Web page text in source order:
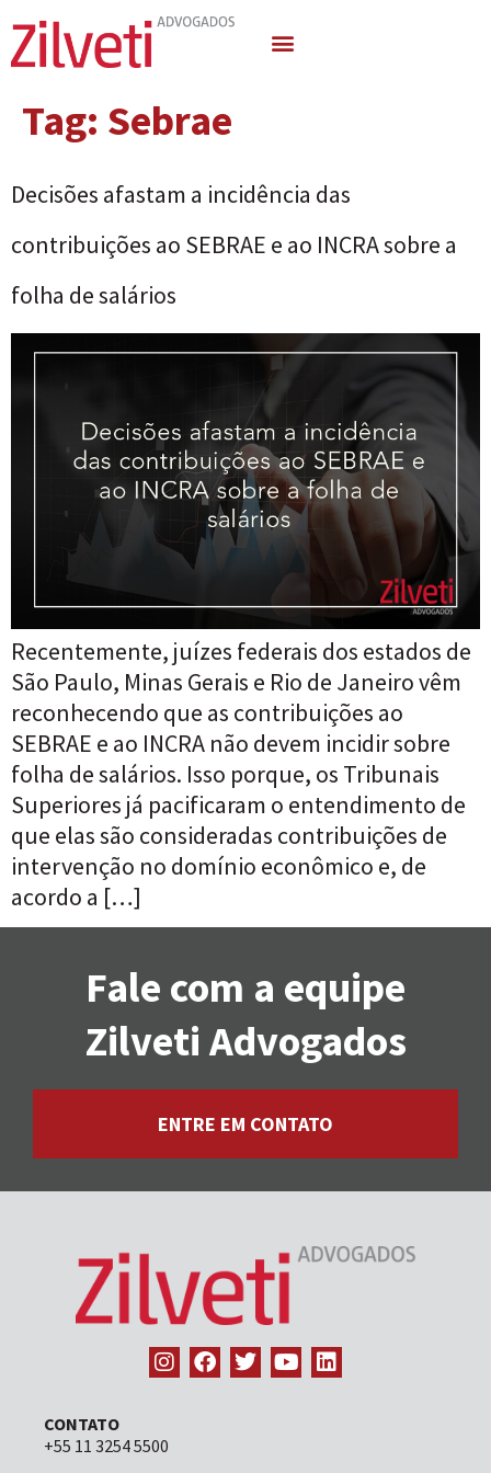
Tag: Sebrae
Decisões afastam a incidência das
contribuições ao SEBRAE e ao INCRA sobre a
folha de salários
Recentemente, juízes federais dos estados de
São Paulo, Minas Gerais e Rio de Janeiro vêm
reconhecendo que as contribuições ao
SEBRAE e ao INCRA não devem incidir sobre
folha de salários. Isso porque, os Tribunais
Superiores já pacificaram o entendimento de
que elas são consideradas contribuições de
intervenção no domínio econômico e, de
acordo a […]
Fale com a equipe
Zilveti Advogados
ENTRE EM CONTATO
CONTATO
+55 11 3254 5500